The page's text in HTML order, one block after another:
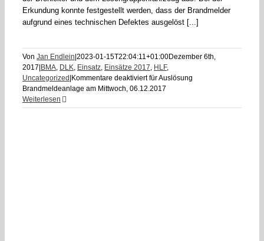
Erkundung konnte festgestellt werden, dass der Brandmelder
aufgrund eines technischen Defektes ausgelöst [...]
Von Jan Endlein 2023-01-15T22:04:11+01:00Dezember 6th,
2017 BMA, DLK, Einsatz, Einsätze 2017, HLF,
Uncategorized Kommentare deaktiviertfür Auslösung
Brandmeldeanlage am Mittwoch, 06.12.2017
Weiterlesen